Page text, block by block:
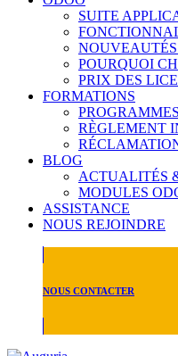
SUITE
POURQUOI
PRIX DES
FORMATIONS
PROGRAMMES
RÈGLEMENT
BLOG
ACTUALITÉS
MODULES
ASSISTANCE
NOUS REJOINDRE
NOUS CONTACTER